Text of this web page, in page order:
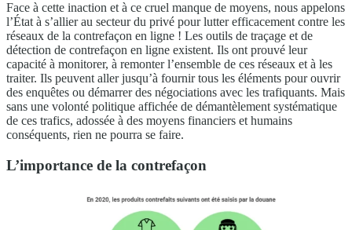
Face à cette inaction et à ce cruel manque de moyens, nous appelons
l’État à s’allier au secteur du privé pour lutter efficacement contre les
réseaux de la contrefaçon en ligne ! Les outils de traçage et de
détection de contrefaçon en ligne existent. Ils ont prouvé leur
capacité à monitorer, à remonter l’ensemble de ces réseaux et à les
traiter. Ils peuvent aller jusqu’à fournir tous les éléments pour ouvrir
des enquêtes ou démarrer des négociations avec les trafiquants. Mais
sans une volonté politique affichée de démantèlement systématique
de ces trafics, adossée à des moyens financiers et humains
conséquents, rien ne pourra se faire.
L’importance de la contrefaçon